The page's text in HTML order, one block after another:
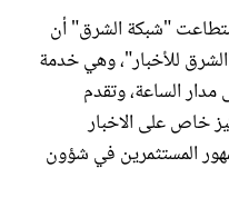
في عام 2020، استطاعت "شبكة الشرق" أن
للأخبار"، وهي خدمة
الساعة، وتقدم
خاص على الاخبار
المستثمرين في شؤون